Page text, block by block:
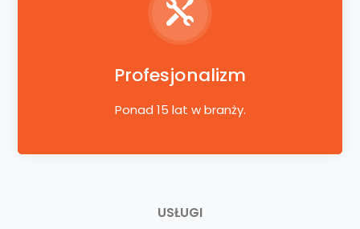
Profesjonalizm
Ponad 15 lat w branży.
USŁUGI